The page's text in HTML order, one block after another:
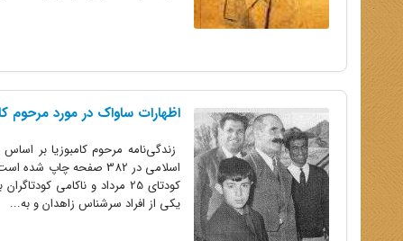
اظهارات ساواک در مورد مرحوم
یکی از افراد سرشناس زاهدان و به...